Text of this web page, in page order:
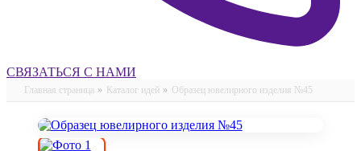
СВЯЗАТЬСЯ С НАМИ
Главная страница » Каталог идей » Образец ювелирного изделия №45